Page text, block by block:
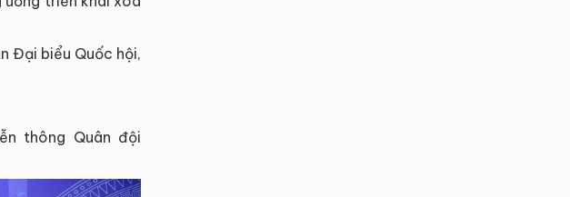
Đại biểu Quốc hội,
thông Quân đội